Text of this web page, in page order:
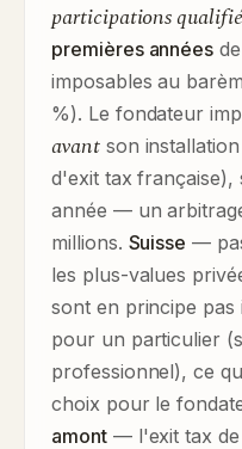
participations
premières années
imposables au
%). Le fondateur
avantson installation
d'exit tax française),
année — un
millions. Suisse —
les plus-values
sont en principe pas
pour un particulier
professionnel), ce
choix pour le
amont— l'exit tax de